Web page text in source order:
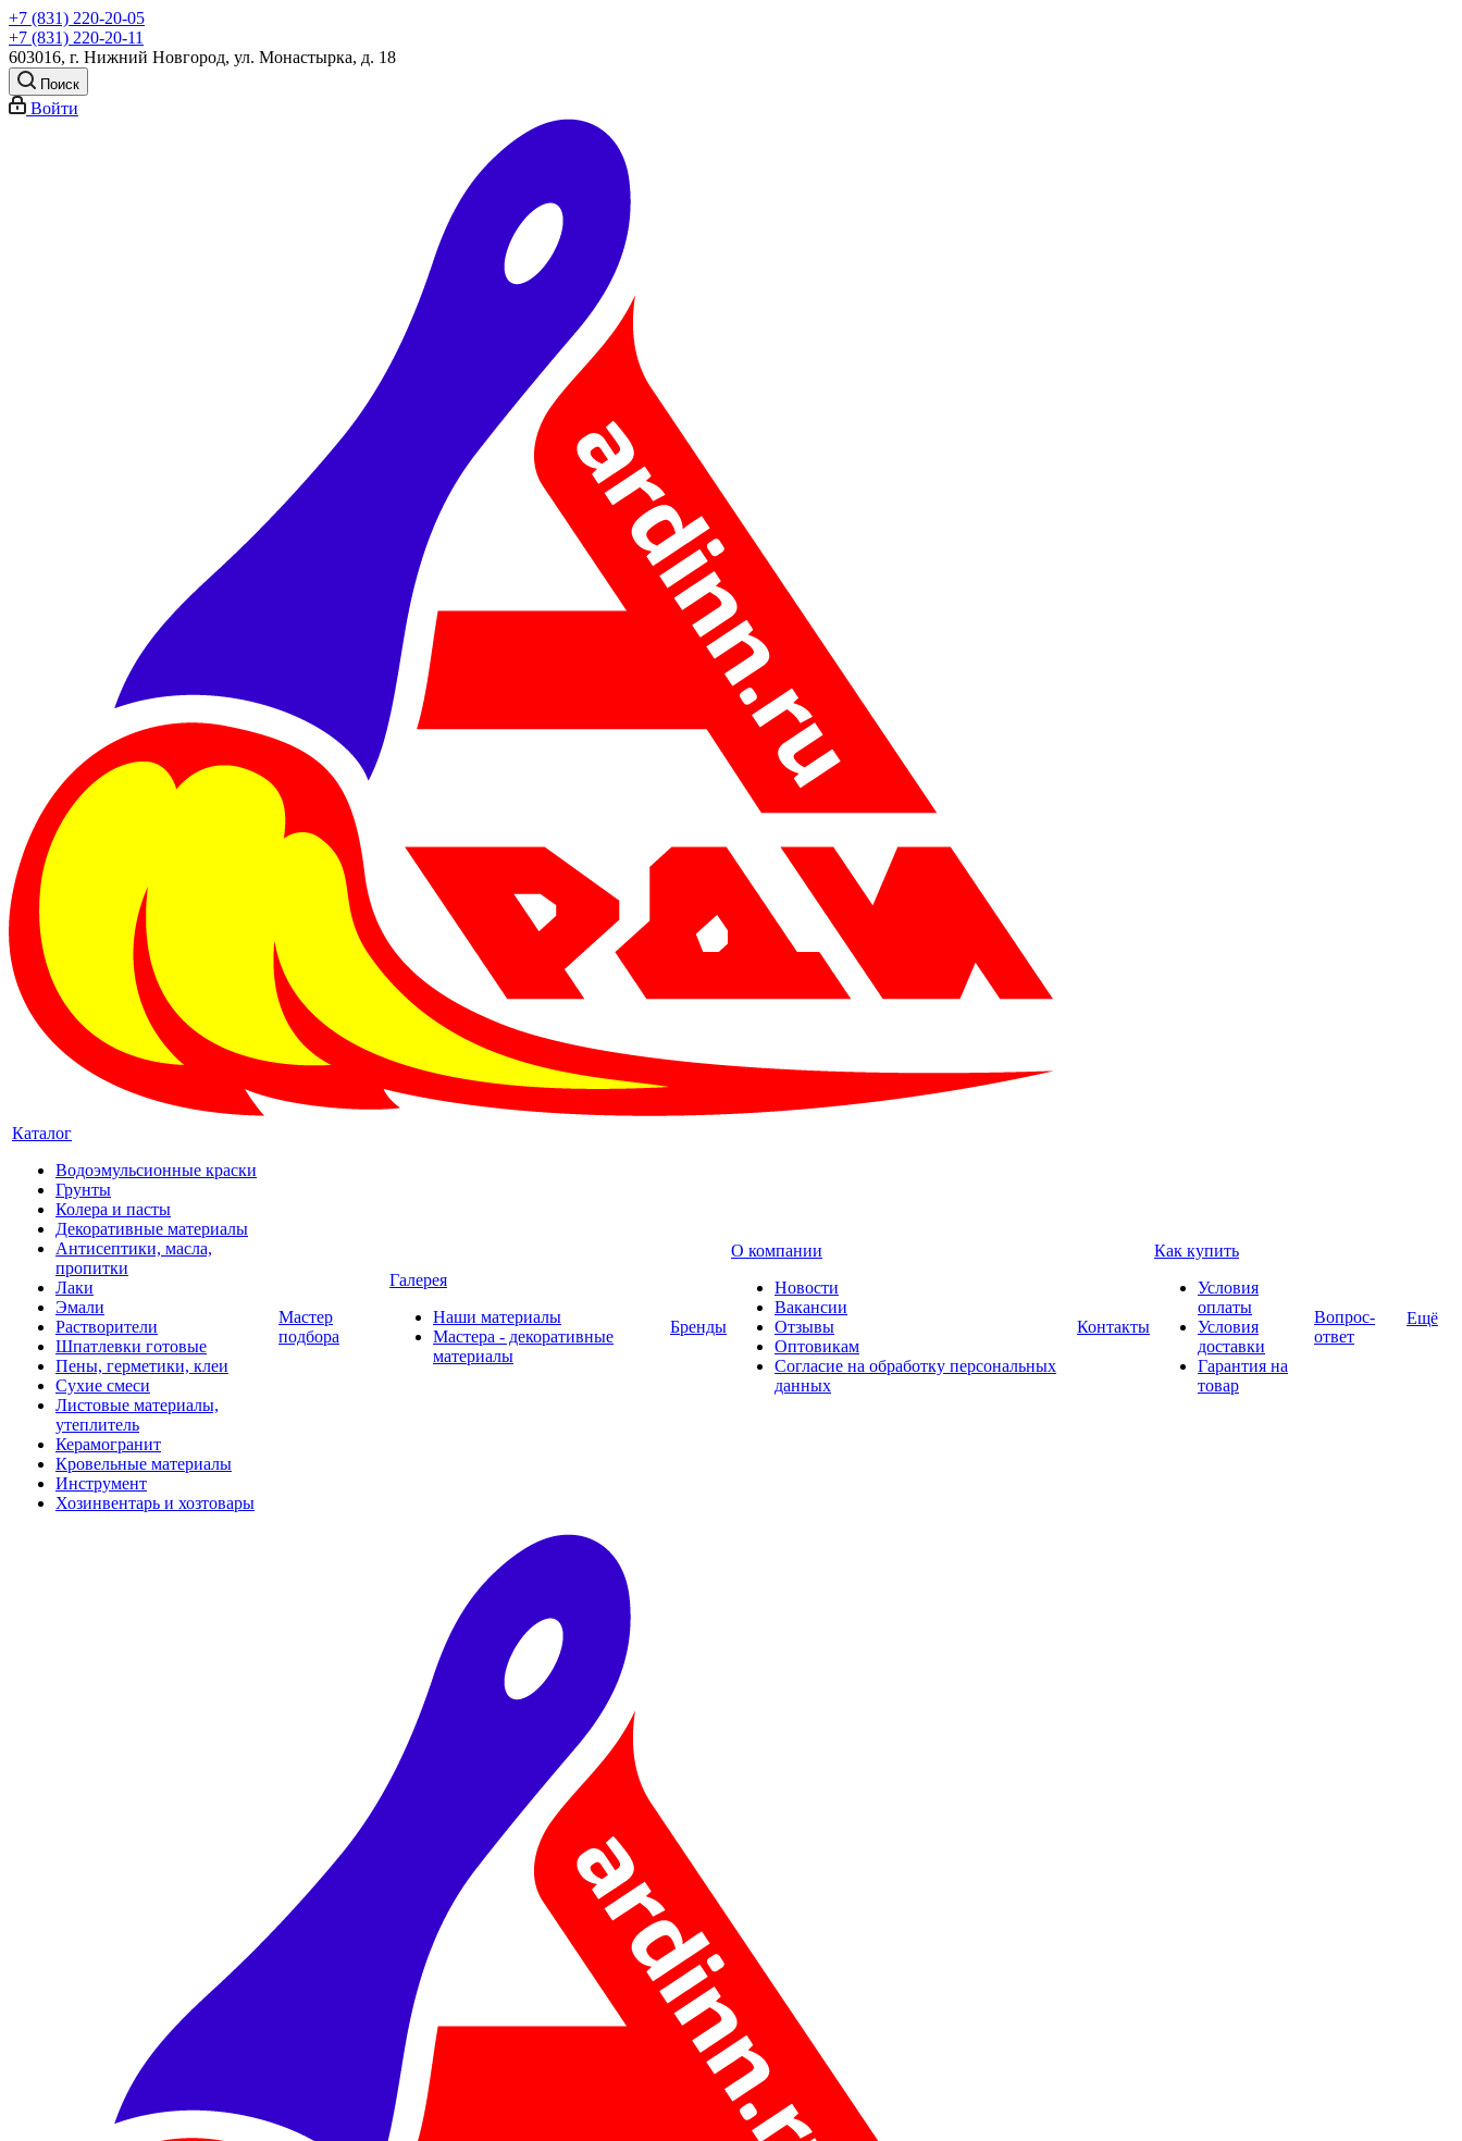
+7 (831) 220-20-05
+7 (831) 220-20-11
603016, г. Нижний Новгород, ул. Монастырка, д. 18
Поиск
Войти
Каталог
Водоэмульсионные краски
Грунты
Колера и пасты
Декоративные материалы
Антисептики, масла,
пропитки
Лаки
Эмали
Растворители
Шпатлевки готовые
Пены, герметики, клеи
Сухие смеси
Листовые материалы,
утеплитель
Керамогранит
Кровельные материалы
Инструмент
Хозинвентарь и хозтовары
Мастер
подбора
Галерея
Наши материалы
Мастера - декоративные
материалы
Бренды
О компании
Новости
Вакансии
Отзывы
Оптовикам
Cогласие на обработку персональных
данных
Контакты
Как купить
Условия
оплаты
Условия
доставки
Гарантия на
товар
Вопрос-
ответ
Ещё